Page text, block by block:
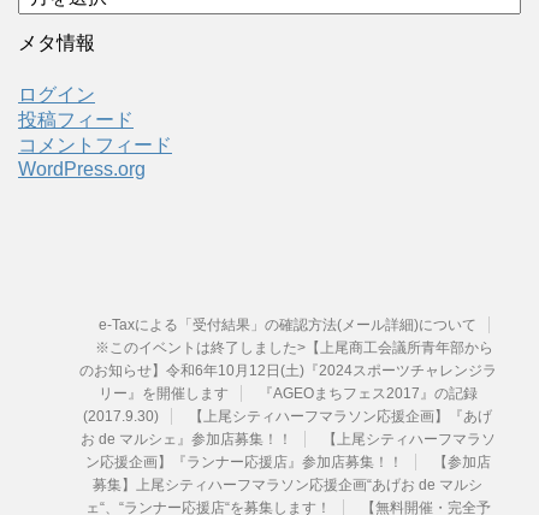
ー
カ
ブ
メタ情報
ログイン
投稿フィード
コメントフィード
WordPress.org
e-Taxによる「受付結果」の確認方法(メール詳細)について
※このイベントは終了しました>【上尾商工会議所青年部から
のお知らせ】令和6年10月12日(土)『2024スポーツチャレンジラ
リー』を開催します
『AGEOまちフェス2017』の記録
(2017.9.30)
【上尾シティハーフマラソン応援企画】『あげ
お de マルシェ』参加店募集！！
【上尾シティハーフマラソ
ン応援企画】『ランナー応援店』参加店募集！！
【参加店
募集】上尾シティハーフマラソン応援企画“あげお de マルシ
ェ“、“ランナー応援店“を募集します！
【無料開催・完全予